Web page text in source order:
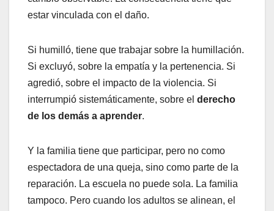
estar vinculada con el daño.
Si humilló, tiene que trabajar sobre la humillación.
Si excluyó, sobre la empatía y la pertenencia. Si
agredió, sobre el impacto de la violencia. Si
interrumpió sistemáticamente, sobre el derecho
de los demás a aprender.
Y la familia tiene que participar, pero no como
espectadora de una queja, sino como parte de la
reparación. La escuela no puede sola. La familia
tampoco. Pero cuando los adultos se alinean, el